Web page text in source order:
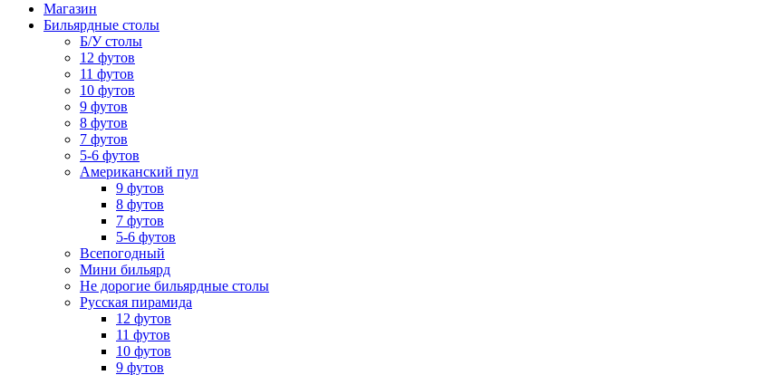
Магазин
Бильярдные столы
Б/У столы
12 футов
11 футов
10 футов
9 футов
8 футов
7 футов
5-6 футов
Американский пул
9 футов
8 футов
7 футов
5-6 футов
Всепогодный
Мини бильярд
Не дорогие бильярдные столы
Русская пирамида
12 футов
11 футов
10 футов
9 футов